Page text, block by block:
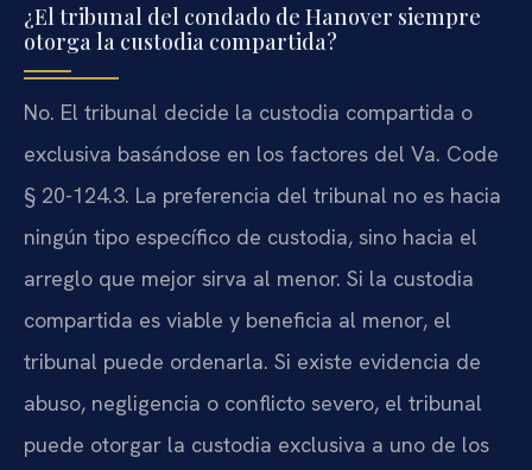
¿El tribunal del condado de Hanover siempre
otorga la custodia compartida?
No. El tribunal decide la custodia compartida o
exclusiva basándose en los factores del Va. Code
§ 20-124.3. La preferencia del tribunal no es hacia
ningún tipo específico de custodia, sino hacia el
arreglo que mejor sirva al menor. Si la custodia
compartida es viable y beneficia al menor, el
tribunal puede ordenarla. Si existe evidencia de
abuso, negligencia o conflicto severo, el tribunal
puede otorgar la custodia exclusiva a uno de los